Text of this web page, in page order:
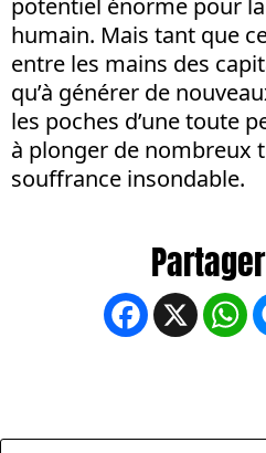
potentiel énorme pour
humain. Mais tant que
entre les mains des
qu’à générer de
les poches d’une toute
à plonger de nombreux
souffrance insondable.
Facebook
X